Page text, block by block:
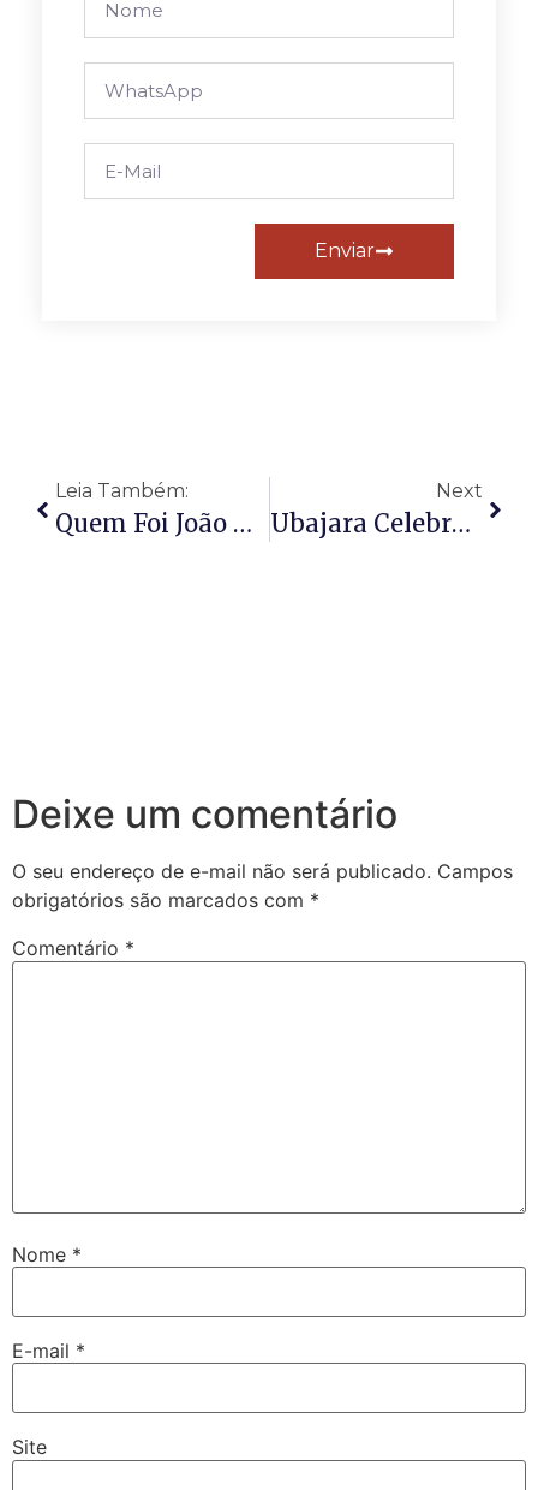
Enviar
Leia Também:
Quem Foi João Benício De Sousa?
Next
Ubajara Celebra O Lançamento Do Livro “Crescendo Entre As Rosas”
Deixe um comentário
O seu endereço de e-mail não será publicado. Campos
obrigatórios são marcados com *
Comentário *
Nome *
E-mail *
Site